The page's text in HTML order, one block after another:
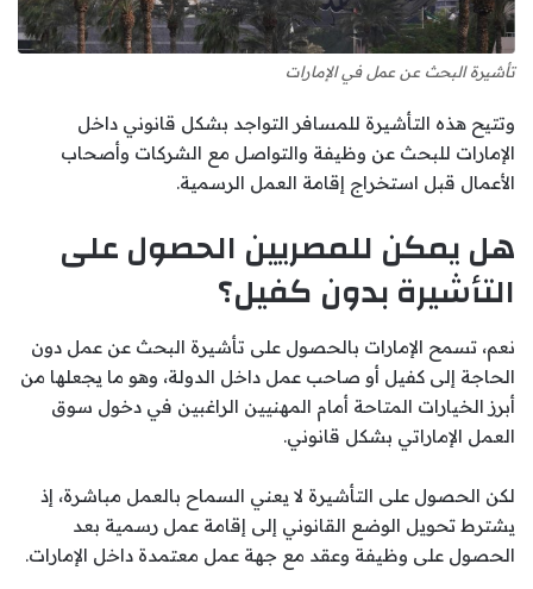
تأشيرة البحث عن عمل في الإمارات
وتتيح هذه التأشيرة للمسافر التواجد بشكل قانوني داخل
الإمارات للبحث عن وظيفة والتواصل مع الشركات وأصحاب
الأعمال قبل استخراج إقامة العمل الرسمية.
هل يمكن للمصريين الحصول على
التأشيرة بدون كفيل؟
نعم، تسمح الإمارات بالحصول على تأشيرة البحث عن عمل دون
الحاجة إلى كفيل أو صاحب عمل داخل الدولة، وهو ما يجعلها من
أبرز الخيارات المتاحة أمام المهنيين الراغبين في دخول سوق
العمل الإماراتي بشكل قانوني.
لكن الحصول على التأشيرة لا يعني السماح بالعمل مباشرة، إذ
يشترط تحويل الوضع القانوني إلى إقامة عمل رسمية بعد
الحصول على وظيفة وعقد مع جهة عمل معتمدة داخل الإمارات.